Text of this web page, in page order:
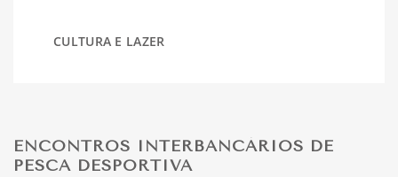
CULTURA E LAZER
ENCONTROS INTERBANCÁRIOS DE
PESCA DESPORTIVA